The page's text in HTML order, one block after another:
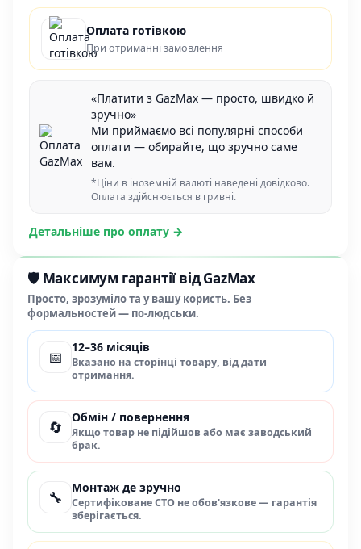
Оплата готівкою
При отриманні замовлення
«Платити з GazMax — просто, швидко й
зручно»
Ми приймаємо всі популярні способи
оплати — обирайте, що зручно саме
вам.
*Ціни в іноземній валюті наведені довідково.
Оплата здійснюється в гривні.
Детальніше про оплату →
🛡️ Максимум гарантії від GazMax
Просто, зрозуміло та у вашу користь. Без
формальностей — по-людськи.
📅
12–36 місяців
Вказано на сторінці товару, від дати
отримання.
🔄
Обмін / повернення
Якщо товар не підійшов або має заводський
брак.
🔧
Монтаж де зручно
Сертифіковане СТО не обов'язкове — гарантія
зберігається.